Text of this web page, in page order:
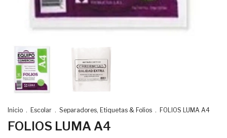
Inicio . Escolar . Separadores, Etiquetas & Folios . FOLIOS LUMA A4
FOLIOS LUMA A4